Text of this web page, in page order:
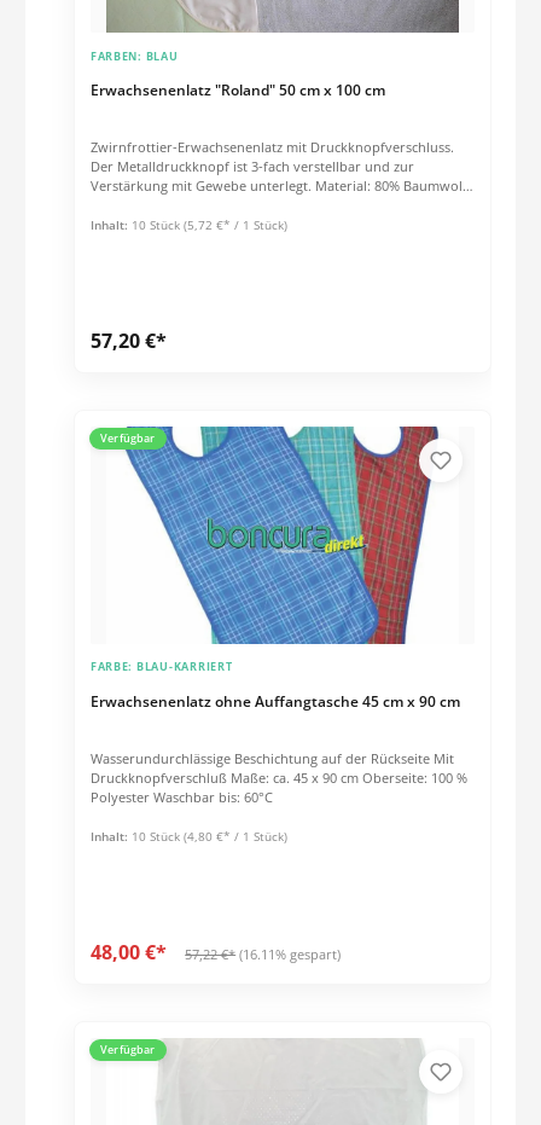
Erwachsenenlatz "Roland" 50 cm x 100 cm
FARBEN: BLAU
Zwirnfrottier-Erwachsenenlatz mit Druckknopfverschluss.
Der Metalldruckknopf ist 3-fach verstellbar und zur
Verstärkung mit Gewebe unterlegt. Material: 80% Baumwolle
Inhalt: 10 Stück (5,72 €* / 1 Stück)
57,20 €*
Verfügbar
Erwachsenenlatz ohne Auffangtasche 45 cm x 90 cm
FARBE: BLAU-KARRIERT
Wasserundurchlässige Beschichtung auf der Rückseite Mit
Druckknopfverschluß Maße: ca. 45 x 90 cm Oberseite: 100 %
Polyester Waschbar bis: 60°C
Inhalt: 10 Stück (4,80 €* / 1 Stück)
48,00 €* 57,22 €* (16.11% gespart)
Verfügbar